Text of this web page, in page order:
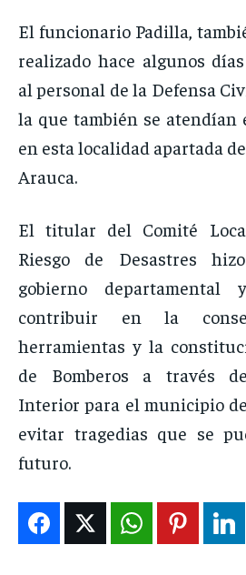
El funcionario Padilla,
realizado hace algunos
al personal de la Defensa
la que también se atendían
en esta localidad apartada
Arauca.
El titular del Comité
Riesgo de Desastres
gobierno departamental
contribuir en la
herramientas y la
de Bomberos a través
Interior para el municipio
evitar tragedias que se
futuro.